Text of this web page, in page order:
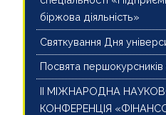
біржова діяльність»
Святкування Дня
Посвята
ІІ МІЖНАРОДНА
КОНФЕРЕНЦІЯ